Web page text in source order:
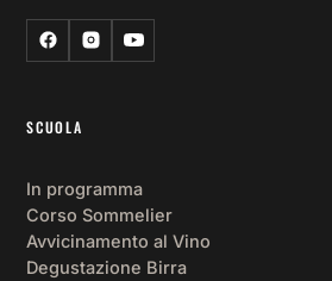
SCUOLA
In programma
Corso Sommelier
Avvicinamento al Vino
Degustazione Birra